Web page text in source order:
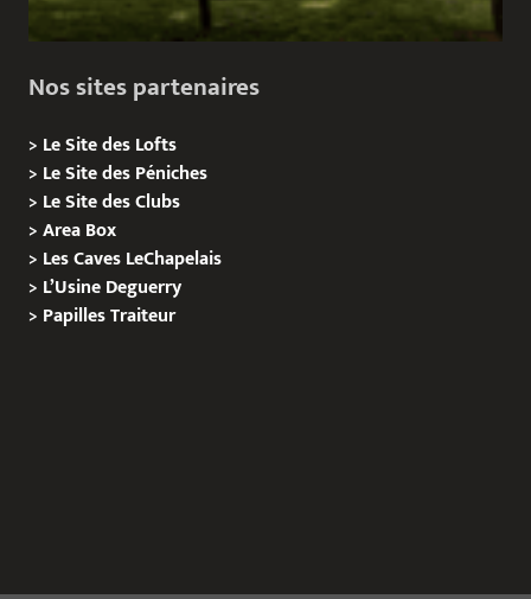
Nos sites partenaires
> Le Site des Lofts
> Le Site des Péniches
> Le Site des Clubs
>Area Box
> Les Caves LeChapelais
> L’Usine Deguerry
> PapillesTraiteur